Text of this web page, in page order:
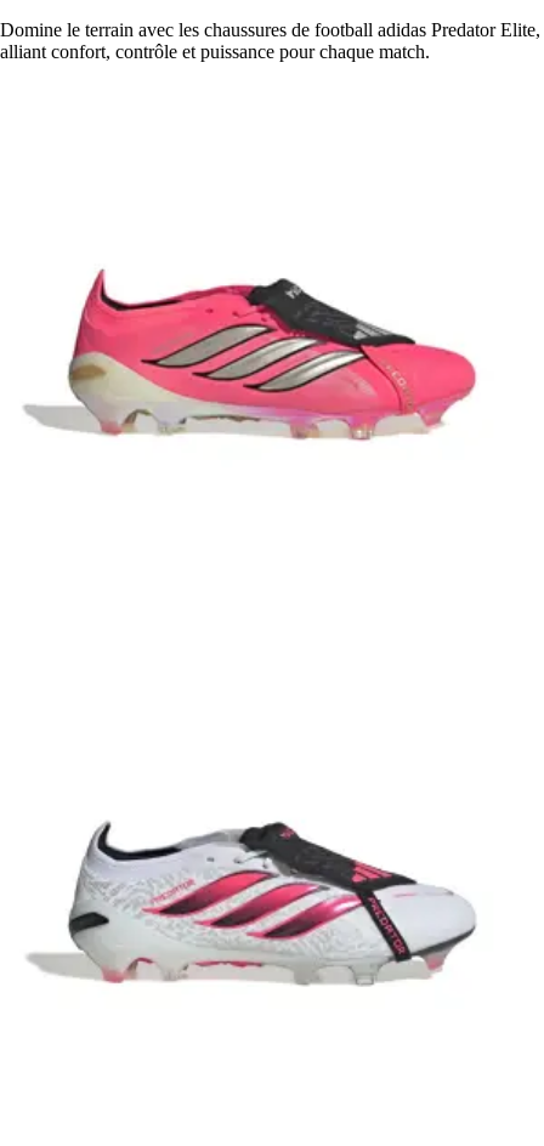
Domine le terrain avec les chaussures de football adidas Predator Elite,
alliant confort, contrôle et puissance pour chaque match.